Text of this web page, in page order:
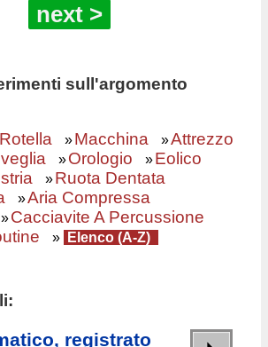
next >
sull'argomento
Rotella »Macchina »Attrezzo
»Orologio »Eolico
»Ruota Dentata
»Aria Compressa
»Cacciavite A Percussione
» Elenco (A-Z)
registrato